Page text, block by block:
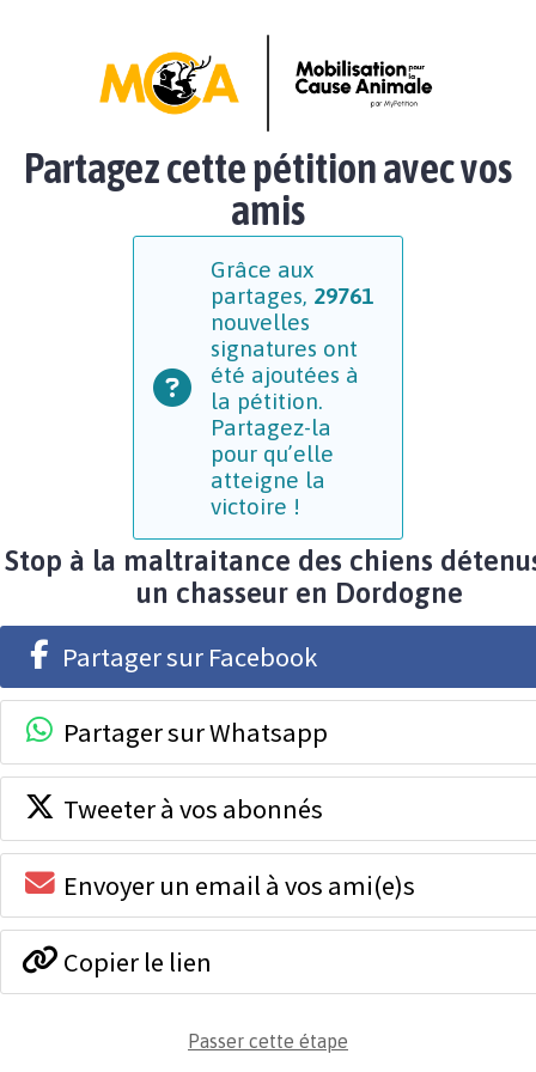
Partagez cette pétition avec vos
amis
Grâce aux
partages, 29761
nouvelles
signatures ont
été ajoutées à
la pétition.
Partagez-la
pour qu’elle
atteigne la
victoire !
Stop à la maltraitance des chiens
un chasseur en Dordogne
Partager sur Facebook
Partager sur Whatsapp
Tweeter à vos abonnés
Envoyer un email à vos ami(e)s
Copier le lien
Passer cette étape